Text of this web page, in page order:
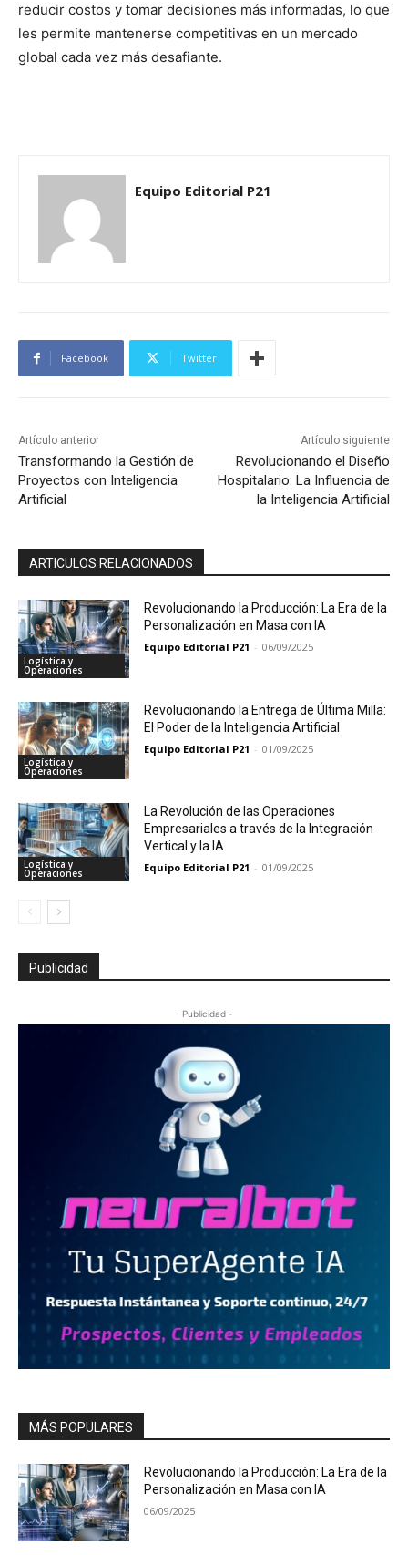
reducir costos y tomar decisiones más informadas, lo que
les permite mantenerse competitivas en un mercado
global cada vez más desafiante.
Equipo Editorial P21
Facebook Twitter
Artículo anterior
Transformando la Gestión de
Proyectos con Inteligencia
Artificial
Artículo siguiente
Revolucionando el Diseño
Hospitalario: La Influencia de
la Inteligencia Artificial
ARTICULOS RELACIONADOS
Logística y
Operaciones
Revolucionando la Producción: La Era de la
Personalización en Masa con IA
Equipo Editorial P21 - 06/09/2025
Logística y
Operaciones
Revolucionando la Entrega de Última Milla:
El Poder de la Inteligencia Artificial
Equipo Editorial P21 - 01/09/2025
Logística y
Operaciones
La Revolución de las Operaciones
Empresariales a través de la Integración
Vertical y la IA
Equipo Editorial P21 - 01/09/2025
Publicidad
- Publicidad -
MÁS POPULARES
Revolucionando la Producción: La Era de la
Personalización en Masa con IA
06/09/2025